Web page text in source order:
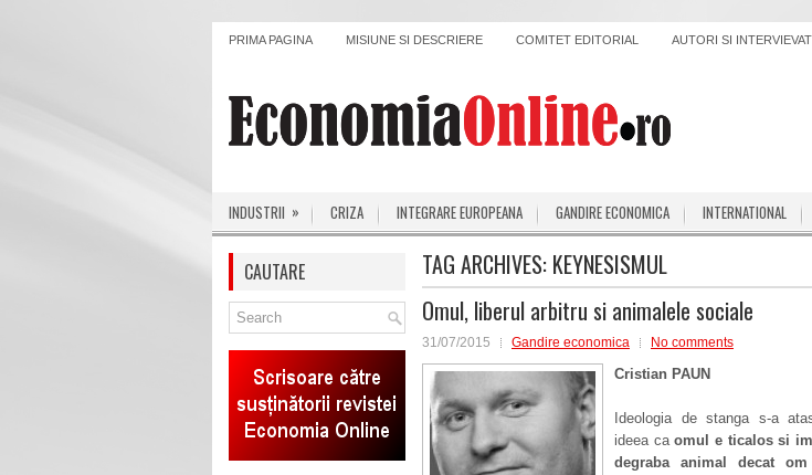
PRIMA PAGINA MISIUNE SI DESCRIERE COMITET EDITORIAL AUTORI SI
INDUSTRII » CRIZA INTEGRARE EUROPEANA GANDIRE ECONOMICA INTERNATIONAL
TAG ARCHIVES: KEYNESISMUL
Omul, liberul arbitru si animalele sociale
31/07/2015 Gandire economica No comments
Cristian PAUN
Ideologia de stanga s-a
ideea caomul e ticalos si
degraba animal decat om
CAUTARE